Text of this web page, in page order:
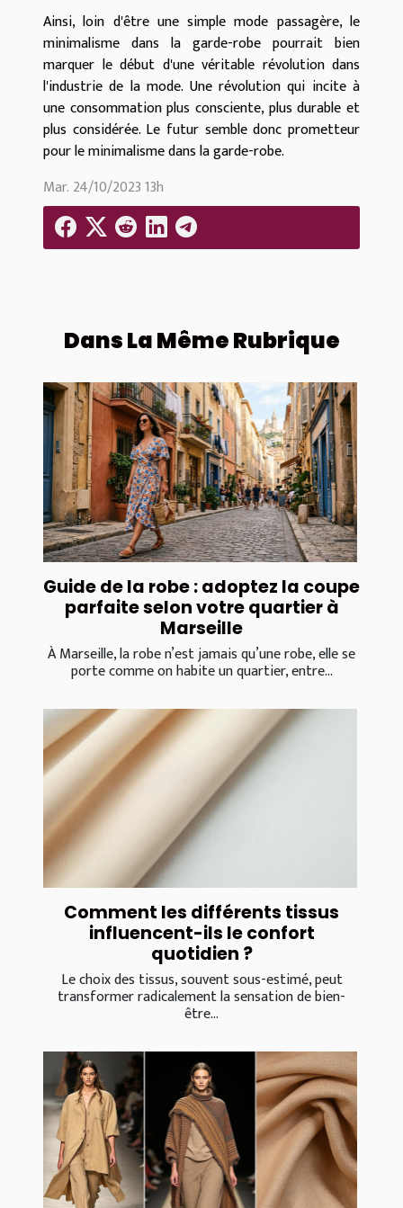
Ainsi, loin d'être une simple mode passagère, le
minimalisme dans la garde-robe pourrait bien
marquer le début d'une véritable révolution dans
l'industrie de la mode. Une révolution qui incite à
une consommation plus consciente, plus durable et
plus considérée. Le futur semble donc prometteur
pour le minimalisme dans la garde-robe.
Mar. 24/10/2023 13h
Dans La Même Rubrique
Guide de la robe : adoptez la coupe
parfaite selon votre quartier à
Marseille
À Marseille, la robe n’est jamais qu’une robe, elle se
porte comme on habite un quartier, entre...
Comment les différents tissus
influencent-ils le confort
quotidien ?
Le choix des tissus, souvent sous-estimé, peut
transformer radicalement la sensation de bien-
être...